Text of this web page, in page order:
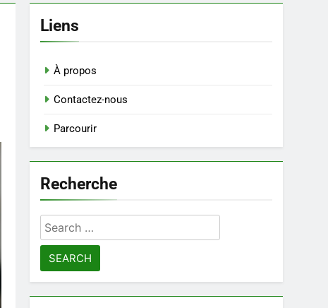
Liens
À propos
Contactez-nous
Parcourir
Recherche
Search
for: